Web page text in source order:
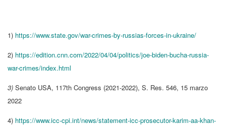
1) https://www.state.gov/war-crimes-by-russias-forces-in-ukraine/
2) https://edition.cnn.com/2022/04/04/politics/joe-biden-bucha-russia-
war-crimes/index.html
3) Senato USA, 117th Congress (2021-2022), S. Res. 546, 15 marzo
2022
4) https://www.icc-cpi.int/news/statement-icc-prosecutor-karim-aa-khan-